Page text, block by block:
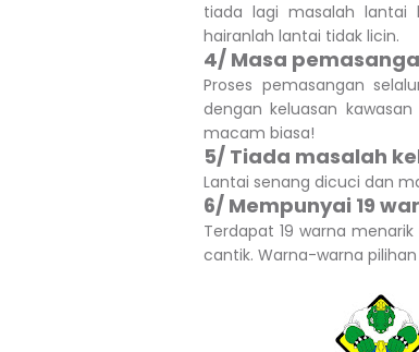
tiada lagi masalah lantai
hairanlah lantai tidak licin.
4/ Masa
Proses pemasangan
dengan keluasan
macam biasa!
5/ Tiada masalah
Lantai senang dicuci dan
6/ Mempunyai 19
Terdapat 19 warna
cantik. Warna-warna